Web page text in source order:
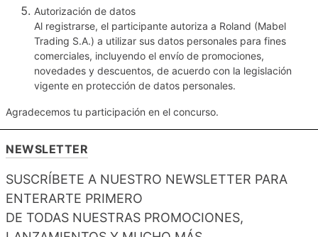
Autorización de datos
Al registrarse, el participante autoriza a Roland (Mabel
Trading S.A.) a utilizar sus datos personales para fines
comerciales, incluyendo el envío de promociones,
novedades y descuentos, de acuerdo con la legislación
vigente en protección de datos personales.
Agradecemos tu participación en el concurso.
NEWSLETTER
SUSCRÍBETE A NUESTRO NEWSLETTER PARA
ENTERARTE PRIMERO
DE TODAS NUESTRAS PROMOCIONES,